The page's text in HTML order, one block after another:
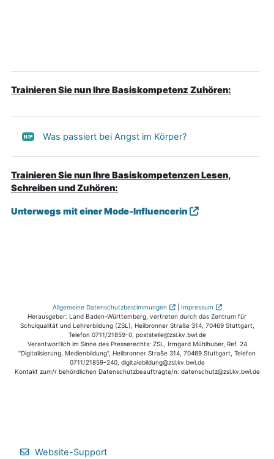
Trainieren Sie nun Ihre Basiskompetenz Zuhören:
Was passiert bei Angst im Körper?
Trainieren Sie nun Ihre Basiskompetenzen Lesen,
Schreiben und Zuhören:
Unterwegs mit einer Mode-Influencerin
Allgemeine Datenschutzbestimmungen |
Impressum
Herausgeber: Land Baden-Württemberg, vertreten durch das Zentrum für
Schulqualität und Lehrerbildung (ZSL), Heilbronner Straße 314, 70469 Stuttgart,
Telefon 0711/21859-0, poststelle@zsl.kv.bwl.de
Verantwortlich im Sinne des Presserechts: ZSL, Irmgard Mühlhuber, Ref. 24
"Digitalisierung, Medienbildung", Heilbronner Straße 314, 70469 Stuttgart, Telefon
0711/21859-240, digitalebildung@zsl.kv.bwl.de
Kontakt zum/r behördlichen Datenschutzbeauftragte/n: datenschutz@zsl.kv.bwl.de
Website-Support